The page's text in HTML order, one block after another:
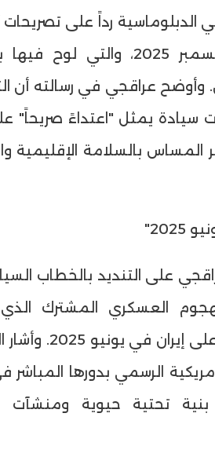
الدبلوماسية رداً على تصريحات
ترامب في 29 ديسمبر 2025،
وأوضح عراقجي في رسالته أن
سيادة يمثل "اعتداءً صريحاً"
المساس بالسلامة الإقليمية
على التنديد بالخطاب
العسكري المشترك الذي
المتحدة وإسرائيل
الرسمي بدورها
تحتية حيوية ومنشآت